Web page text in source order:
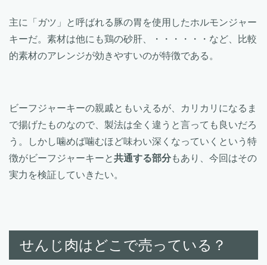
主に「ガツ」と呼ばれる豚の胃を使用したホルモンジャー
キーだ。素材は他にも鶏の砂肝、・・・・・・など、比較
的素材のアレンジが効きやすいのが特徴である。
ビーフジャーキーの親戚ともいえるが、カリカリになるま
で揚げたものなので、製法は全く違うと言っても良いだろ
う。しかし噛めば噛むほど味わい深くなっていくという特
徴がビーフジャーキーと共通する部分もあり、今回はその
実力を検証していきたい。
せんじ肉はどこで売っている？